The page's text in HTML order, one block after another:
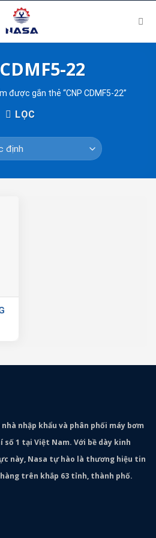
22
được gắn thẻ “CNP CDMF5-22”
LỌC
nhập khẩu và phân phối máy bơm
1 tại Việt Nam. Với bề dày kinh
này, Nasa tự hào là thương hiệu tin
trên khắp 63 tỉnh, thành phố.